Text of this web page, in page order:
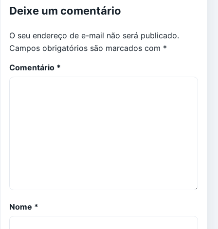
Deixe um comentário
O seu endereço de e-mail não será publicado.
Campos obrigatórios são marcados com *
Comentário *
Nome *